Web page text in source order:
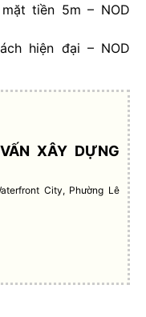
tiền 5m – NOD
hiện đại – NOD
XÂY DỰNG
City, Phường Lê